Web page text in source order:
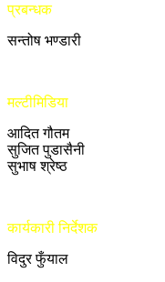
प्रबन्धक
सन्तोष भण्डारी
मल्टीमिडिया
आदित गौतम
सुजित पुडासैनी
सुभाष श्रेष्ठ
कार्यकारी निर्देशक
विदुर फुँयाल